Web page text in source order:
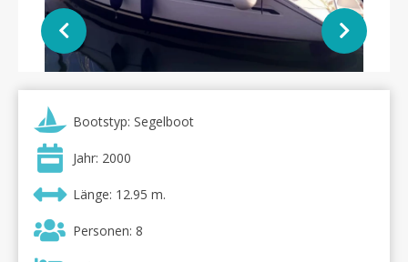
Bootstyp: Segelboot
Jahr: 2000
Länge: 12.95 m.
Personen: 8